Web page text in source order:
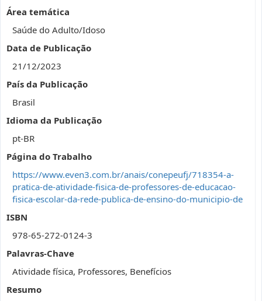
Área temática
Saúde do Adulto/Idoso
Data de Publicação
21/12/2023
País da Publicação
Brasil
Idioma da Publicação
pt-BR
Página do Trabalho
https://www.even3.com.br/anais/conepeufj/718354-a-
pratica-de-atividade-fisica-de-professores-de-educacao-
fisica-escolar-da-rede-publica-de-ensino-do-municipio-de
ISBN
978-65-272-0124-3
Palavras-Chave
Atividade física, Professores, Benefícios
Resumo